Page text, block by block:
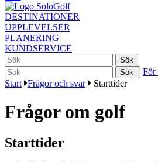
DESTINATIONER
UPPLEVELSER
PLANERING
KUNDSERVICE
För
Start Frågor och svar Starttider
Frågor om golf
Starttider